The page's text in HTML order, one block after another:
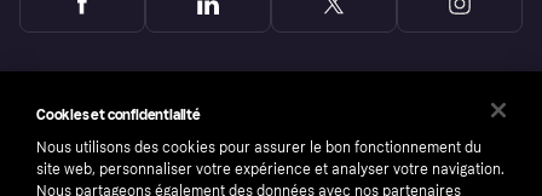
Cookies et confidentialité
Nous utilisons des cookies pour assurer le bon fonctionnement du
site web, personnaliser votre expérience et analyser votre navigation.
Nous partageons également des données avec nos partenaires